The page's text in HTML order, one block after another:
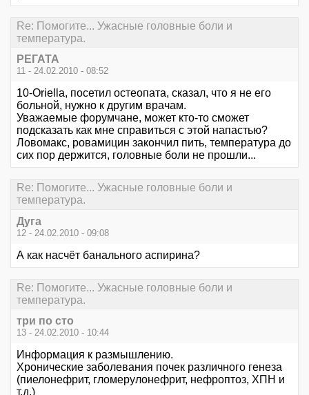
Re: Помогите... Ужасные головные боли и
температура.
РЕГАТА
11 - 24.02.2010 - 08:52
10-Oriella, посетил остеопата, сказал, что я не его
больной, нужно к другим врачам.
Уважаемые форумчане, может кто-то сможет
подсказать как мне справиться с этой напастью?
Ловомакс, ровамицин закончил пить, температура до
сих пор держится, головные боли не прошли...
Re: Помогите... Ужасные головные боли и
температура.
Дуга
12 - 24.02.2010 - 09:08
А как насчёт банального аспирина?
Re: Помогите... Ужасные головные боли и
температура.
три по сто
13 - 24.02.2010 - 10:44
Информация к размышлению.
Хронические заболевания почек различного генеза
(пиелонефрит, гломерулонефрит, нефроптоз, ХПН и
т.д.)